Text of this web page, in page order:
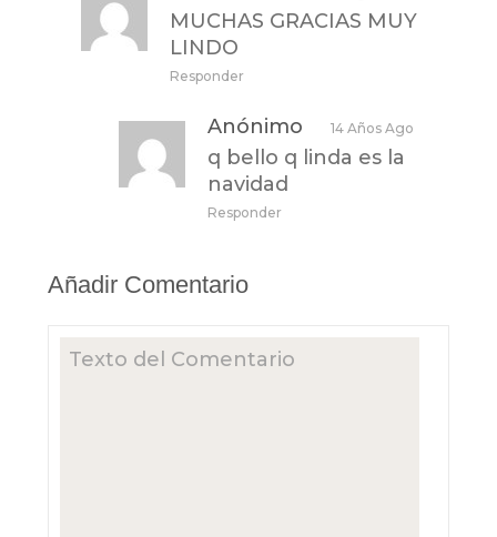
MUCHAS GRACIAS MUY
LINDO
Responder
Anónimo 14 Años Ago
q bello q linda es la
navidad
Responder
Añadir Comentario